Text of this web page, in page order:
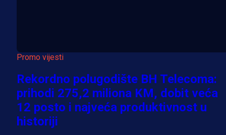
Promo vijesti
Rekordno polugodište BH Telecoma:
prihodi 275,2 miliona KM, dobit veća
12 posto i najveća produktivnost u
historiji